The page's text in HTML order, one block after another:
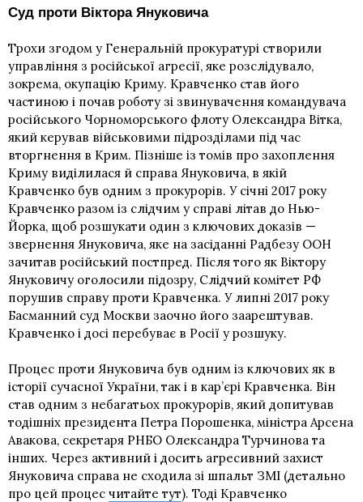
Суд проти Віктора Януковича
Трохи згодом у Генеральній прокуратурі створили
управління з російської агресії, яке розслідувало,
зокрема, окупацію Криму. Кравченко став його
частиною і почав роботу зі звинувачення командувача
російського Чорноморського флоту Олександра Вітка,
який керував військовими підрозділами під час
вторгнення в Крим. Пізніше із томів про захоплення
Криму виділилася й справа Януковича, в якій
Кравченко був одним з прокурорів. У січні 2017 року
Кравченко разом із слідчим у справі літав до Нью-
Йорка, щоб розшукати один з ключових доказів —
звернення Януковича, яке на засіданні Радбезу ООН
зачитав російський постпред. Після того як Віктору
Януковичу оголосили підозру, Слідчий комітет РФ
порушив справу проти Кравченка. У липні 2017 року
Басманний суд Москви заочно його заарештував.
Кравченко і досі перебуває в Росії у розшуку.
Процес проти Януковича був одним із ключових як в
історії сучасної України, так і в кар’єрі Кравченка. Він
став одним з небагатьох прокурорів, який допитував
тодішніх президента Петра Порошенка, міністра Арсена
Авакова, секретаря РНБО Олександра Турчинова та
інших. Через активний і досить агресивний захист
Януковича справа не сходила зі шпальт ЗМІ (детально
про цей процес читайте тут). Тоді Кравченко